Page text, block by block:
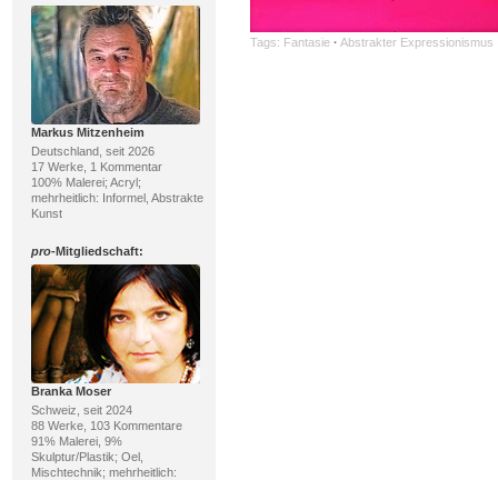
Markus Mitzenheim
Deutschland, seit 2026
17 Werke, 1 Kommentar
100% Malerei; Acryl;
mehrheitlich: Informel, Abstrakte
Kunst
pro-Mitgliedschaft:
Branka Moser
Schweiz, seit 2024
88 Werke, 103 Kommentare
91% Malerei, 9%
Skulptur/Plastik; Oel,
Mischtechnik; mehrheitlich:
Tags: Fantasie · Abstrakter Expressionismus